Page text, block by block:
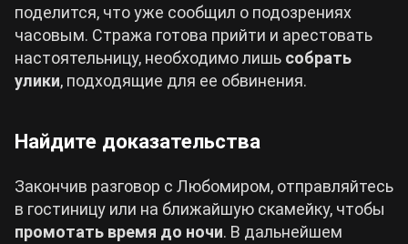
поделится, что уже сообщил о подозрениях
часовым. Стража готова прийти и арестовать
настоятельницу, необходимо лишь собрать
улики, подходящие для ее обвинения.
Найдите доказательства
Закончив разговор с Любомиром, отправляйтесь
в гостиницу или на ближайшую скамейку, чтобы
промотать время до ночи. В дальнейшем